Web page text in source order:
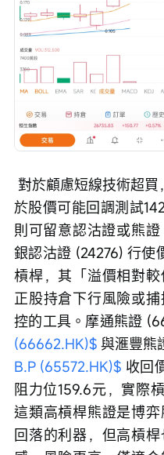
於股價可能回調測試
則可留意認沽證或熊
銀認沽證 (24276) 行使
槓桿，其「溢價相對
正股持倉下行風險或
控的工具。摩通熊證
(66662.HK)$ 與滙豐熊
B.P (65572.HK)$ 收回
阻力位159.6元，實際槓
這類高槓桿熊證是博
回落的利器，但高槓